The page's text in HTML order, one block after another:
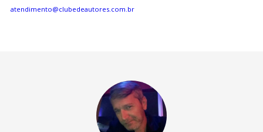
atendimento@clubedeautores.com.br